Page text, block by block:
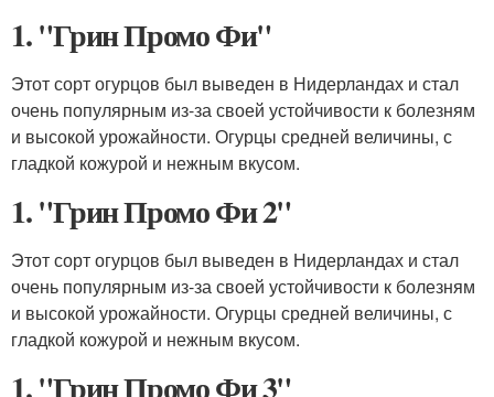
1. "Грин Промо Фи"
Этот сорт огурцов был выведен в Нидерландах и стал
очень популярным из-за своей устойчивости к болезням
и высокой урожайности. Огурцы средней величины, с
гладкой кожурой и нежным вкусом.
1. "Грин Промо Фи 2"
Этот сорт огурцов был выведен в Нидерландах и стал
очень популярным из-за своей устойчивости к болезням
и высокой урожайности. Огурцы средней величины, с
гладкой кожурой и нежным вкусом.
1. "Грин Промо Фи 3"